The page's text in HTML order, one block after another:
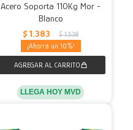
Acero Soporta 110Kg Mor -
Blanco
$ 1.383 $ 1.538
10
LLEGA HOY MVD